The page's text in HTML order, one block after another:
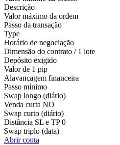
Descrição
Valor máximo da ordem
Passo da transação
Type
Horário de negociação
Dimensão do contrato / 1 lote
Depósito exigido
Valor de 1 pip
Alavancagem financeira
Passo mínimo
Swap longo (diário)
Venda curta NO
Swap curto (diário)
Distância SL e TP 0
Swap triplo (data)
Abrir conta